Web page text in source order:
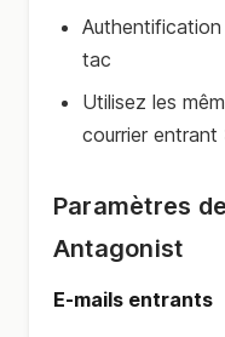
tac
Utilisez les
courrier entrant
Paramètres
Antagonist
E-mails entrants